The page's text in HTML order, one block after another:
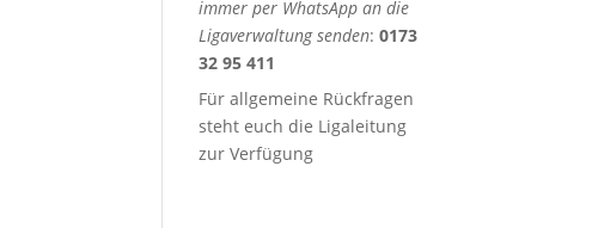
immer per WhatsApp an die
Ligaverwaltung senden:0173
32 95 411
Für allgemeine Rückfragen
steht euch die Ligaleitung
zur Verfügung